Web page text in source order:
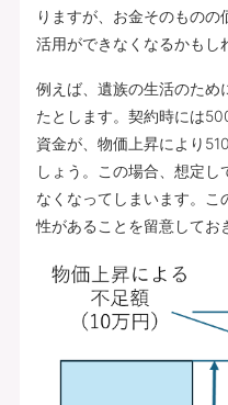
りますが、お金そのもの
活用ができなくなるかもし
例えば、遺族の生活のため
たとします。契約時には
資金が、物価上昇により
しょう。この場合、想定し
なくなってしまいます。
性があることを留意してお